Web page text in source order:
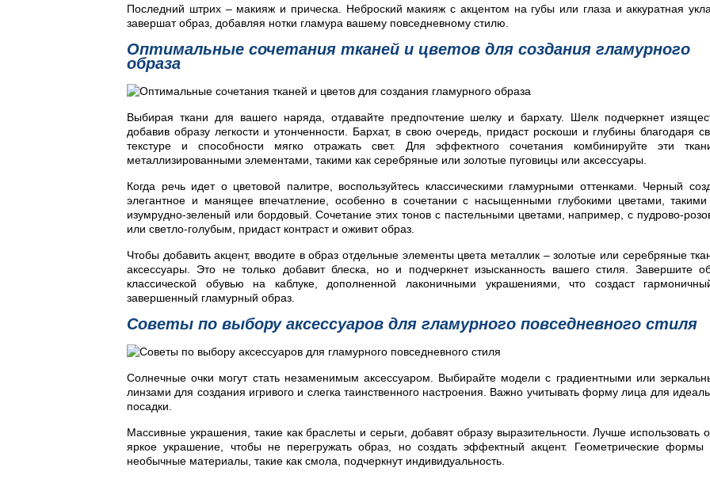
Последний штрих – макияж и прическа. Неброский макияж с акцентом на губы или глаза и аккуратная
завершат образ, добавляя нотки гламура вашему повседневному стилю.
Оптимальные сочетания тканей и цветов для создания гламурного
образа
Выбирая ткани для вашего наряда, отдавайте предпочтение шелку и бархату. Шелк подчеркнет
добавив образу легкости и утонченности. Бархат, в свою очередь, придаст роскоши и глубины благодаря
текстуре и способности мягко отражать свет. Для эффектного сочетания комбинируйте эти
металлизированными элементами, такими как серебряные или золотые пуговицы или аксессуары.
Когда речь идет о цветовой палитре, воспользуйтесь классическими гламурными оттенками. Черный
элегантное и манящее впечатление, особенно в сочетании с насыщенными глубокими цветами, такими
изумрудно-зеленый или бордовый. Сочетание этих тонов с пастельными цветами, например, с пудрово-
или светло-голубым, придаст контраст и оживит образ.
Чтобы добавить акцент, вводите в образ отдельные элементы цвета металлик – золотые или серебряные
аксессуары. Это не только добавит блеска, но и подчеркнет изысканность вашего стиля. Завершите
классической обувью на каблуке, дополненной лаконичными украшениями, что создаст
завершенный гламурный образ.
Советы по выбору аксессуаров для гламурного повседневного стиля
Солнечные очки могут стать незаменимым аксессуаром. Выбирайте модели с градиентными или
линзами для создания игривого и слегка таинственного настроения. Важно учитывать форму лица для
посадки.
Массивные украшения, такие как браслеты и серьги, добавят образу выразительности. Лучше использовать
яркое украшение, чтобы не перегружать образ, но создать эффектный акцент. Геометрические формы
необычные материалы, такие как смола, подчеркнут индивидуальность.